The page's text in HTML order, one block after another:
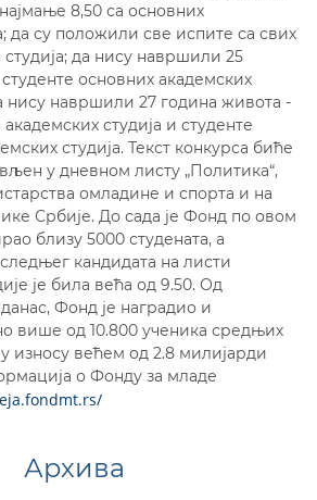
8,50 са основних
да су положили све испите са свих
да нису навршили 25
основних академских
нису навршили 27 година живота -
студија и студенте
студија. Текст конкурса биће
у дневном листу „Политика“,
омладине и спорта и на
Србије. До сада је Фонд по овом
близу 5000 студената, а
кандидата на листи
је била већа од 9.50. Од
Фонд је наградио и
више од 10.800 ученика средњих
износу већем од 2.8 милијарди
о Фонду за младе
Архива